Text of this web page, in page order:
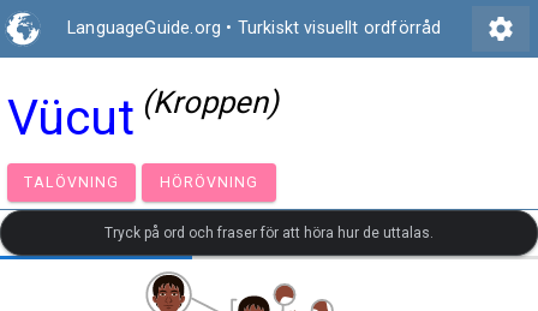
LanguageGuide.org • Turkiskt visuellt ordförråd settings
Vücut (Kroppen)
TALÖVNING HÖRÖVNING
Tryck på ord och fraser för att höra hur de uttalas.